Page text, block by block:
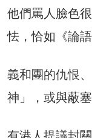
他們罵人臉色
怯，恰如《論
義和團的仇恨
神」，或與蔽